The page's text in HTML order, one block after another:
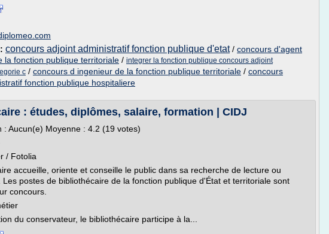
concours adjoint administratif fonction publique d'etat/ concours d'agent
la fonction publique territoriale / integrer la fonction publique concours adjoint
c / concours d ingenieur de la fonction publique territoriale / concours
fonction publique hospitaliere
: études, diplômes, salaire, formation | CIDJ
: Aucun(e) Moyenne : 4.2 (19 votes)
/ Fotolia
accueille, oriente et conseille le public dans sa recherche de lecture ou
Les postes de bibliothécaire de la fonction publique d'État et territoriale sont
concours.
du conservateur, le bibliothécaire participe à la...